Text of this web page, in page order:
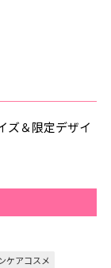
ズ＆限定デザイ
ケアコスメ